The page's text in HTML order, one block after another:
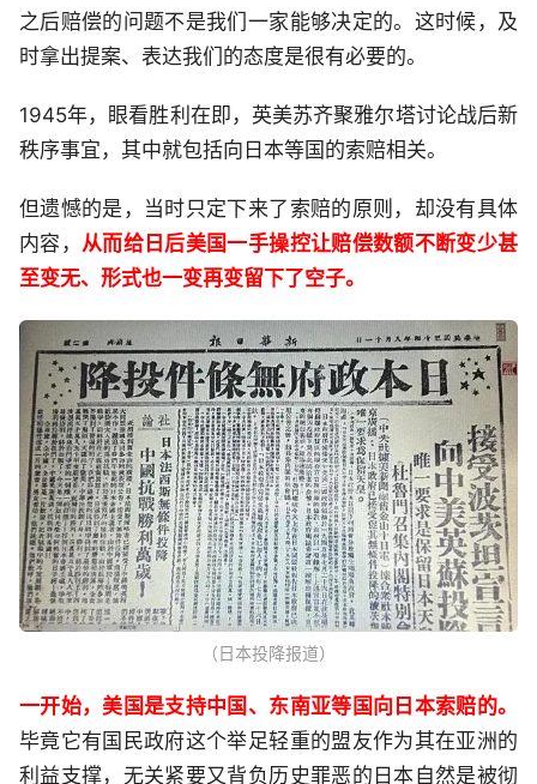
之后赔偿的问题不是我们一家能够决定的。这时候，及
时拿出提案、表达我们的态度是很有必要的。
1945年，眼看胜利在即，英美苏齐聚雅尔塔讨论战后新
秩序事宜，其中就包括向日本等国的索赔相关。
但遗憾的是，当时只定下来了索赔的原则，却没有具体
内容， 从而给日后美国一手操控让赔偿数额不断变少甚
至变无、形式也一变再变留下了空子。
（日本投降报道）
一开始，美国是支持中国、东南亚等国向日本索赔的。
毕竟它有国民政府这个举足轻重的盟友作为其在亚洲的
利益支撑，无关紧要又背负历史罪恶的日本自然是被彻